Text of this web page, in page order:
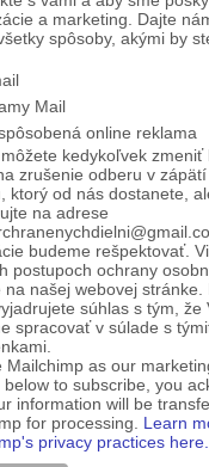
a marketing. Dajte
spôsoby, akými by
Mail
online reklama
kedykoľvek zmeniť
zrušenie odberu v
ktorý od nás dostanete,
na adrese
budeme rešpektovať.
postupoch ochrany
na našej webovej stránke.
súhlas s tým, že
spracovať v súlade s
Mailchimp as our
below to subscribe, you
information will be
for processing. Learn
privacy practices here.